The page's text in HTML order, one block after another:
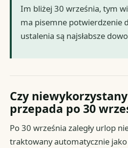
Im bliżej 30 września, tym
ma pisemne potwierdzenie
ustalenia są najsłabsze
Czy
przepada po 30
Po 30 września zaległy urlop
traktowany automatycznie jako